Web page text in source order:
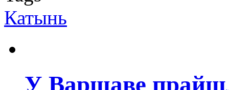
Катынь
У Варшаве